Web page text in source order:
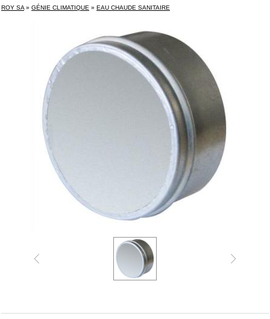
ROY SA » GÉNIE CLIMATIQUE » EAU CHAUDE SANITAIRE